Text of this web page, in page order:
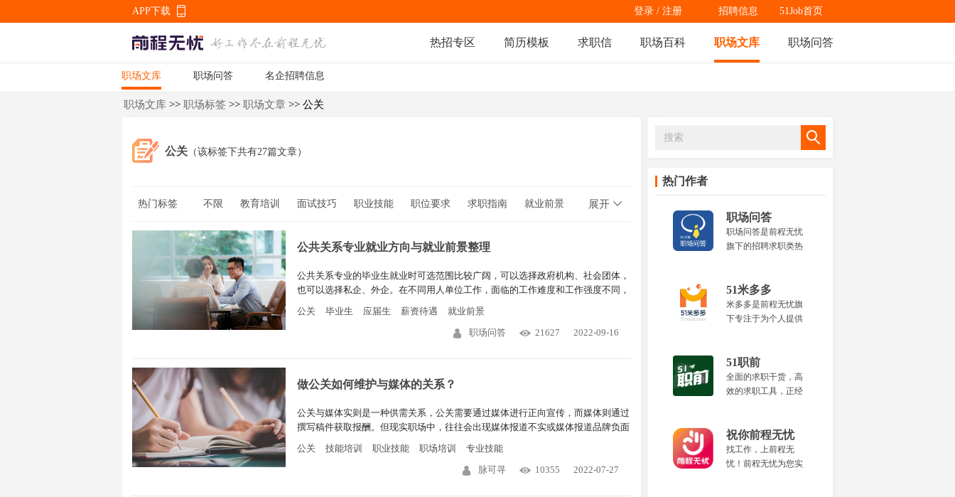
APP下载
APP下载
51Job首页
招聘信息
登录 / 注册
热招专区 简历模板 求职信 职场百科 职场文库 职场问答
职场文库 职场问答 名企招聘信息
职场文库 >> 职场标签 >> 职场文章 >> 公关
公关 （该标签下共有27篇文章）
热门标签 不限 教育培训 面试技巧 职业技能 职位要求 求职指南 就业前景 展开
公共关系专业就业方向与就业前景整理
公共关系专业的毕业生就业时可选范围比较广阔，可以选择政府机构、社会团体，
也可以选择私企、外企。在不同用人单位工作，面临的工作难度和工作强度不同，
工资待遇和发展前景也不同，具体怎么选？可以参考下文。
公关 毕业生 应届生 薪资待遇
就业前景
职场问答
21627 2022-09-16
做公关如何维护与媒体的关系？
公关与媒体实则是一种供需关系，公关需要通过媒体进行正向宣传，而媒体则通过
撰写稿件获取报酬。但现实职场中，往往会出现媒体报道不实或媒体报道品牌负面
信息等现象。对此，公关该如何维护与媒体的关系呢？
公关 技能培训 职业技能 职场培训
专业技能
脉可寻
10355 2022-07-27
热门作者
职场问答
职场问答是前程无忧
旗下的招聘求职类热
职场热点问题解答，
内容涵盖资格证书、
岗位职责、就业前
51米多多
米多多是前程无忧旗
下专注于为个人提供
您提供真实靠谱的招
聘信息、面试安排和
快速入职等优质服
51职前
全面的求职干货，高
效的求职工具，正经
前。
祝你前程无忧
找工作，上前程无
忧！前程无忧为您实